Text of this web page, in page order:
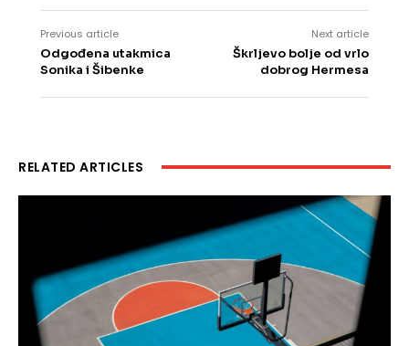
Previous article
Odgođena utakmica
Sonika i Šibenke
Next article
Škrljevo bolje od vrlo
dobrog Hermesa
RELATED ARTICLES